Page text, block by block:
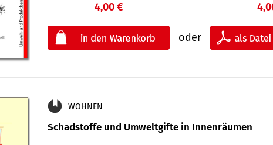
4,00 €
oder
WOHNEN
Schadstoffe und Umweltgifte in Innenräumen